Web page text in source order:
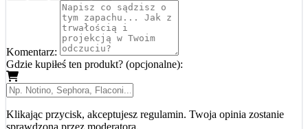
Komentarz:
Gdzie kupiłeś ten produkt? (opcjonalne):
Klikając przycisk, akceptujesz regulamin. Twoja opinia zostanie